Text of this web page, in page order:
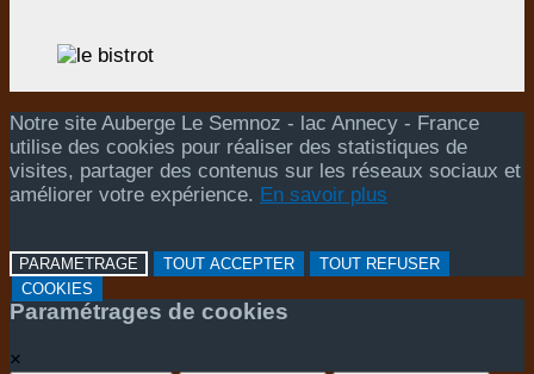
Notre site Auberge Le Semnoz - lac Annecy - France
utilise des cookies pour réaliser des statistiques de
visites, partager des contenus sur les réseaux sociaux et
améliorer votre expérience. En savoir plus
PARAMETRAGE TOUT ACCEPTER
TOUT REFUSER
COOKIES
Paramétrages de cookies
×